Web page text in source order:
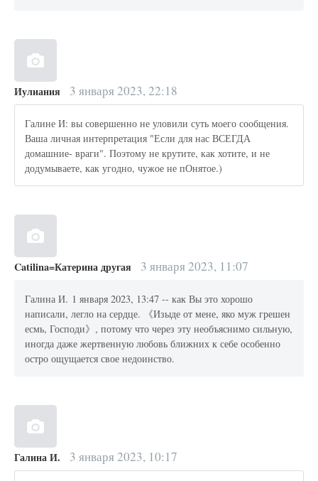
Иулиания 3 января 2023, 22:18
Галине И: вы совершенно не уловили суть моего сообщения.
Ваша личная интерпретация "Если для нас ВСЕГДА
домашние- враги". Поэтому не крутите, как хотите, и не
додумываете, как угодно, чужое не пОнятое.)
Catilina=Катерина другая 3 января 2023, 11:07
Галина И. 1 января 2023, 13:47 -- как Вы это хорошо
написали, легло на сердце. 《Изыде от мене, яко муж грешен
есмь, Господи》, потому что через эту необъяснимо сильную,
иногда даже жертвенную любовь ближних к себе особенно
остро ощущается свое недоинство.
Галина И. 3 января 2023, 10:17